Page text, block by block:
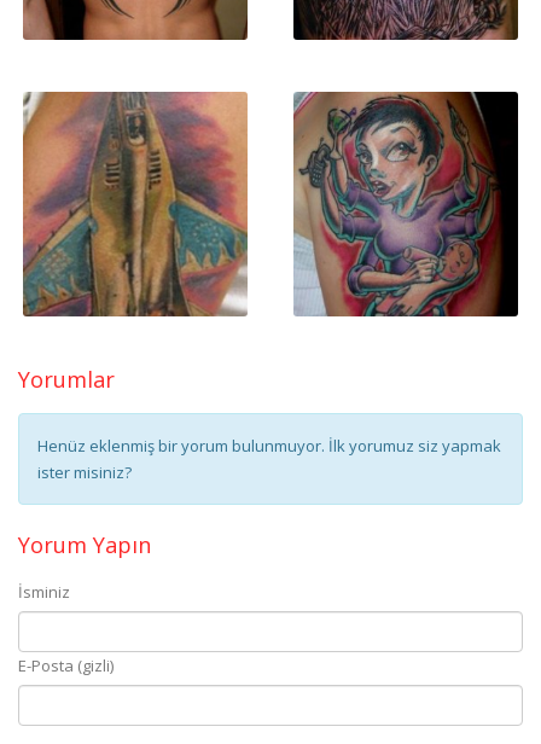
Yorumlar
Henüz eklenmiş bir yorum bulunmuyor. İlk yorumuz siz yapmak
ister misiniz?
Yorum Yapın
İsminiz
E-Posta (gizli)